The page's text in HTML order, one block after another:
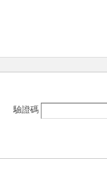
驗證碼